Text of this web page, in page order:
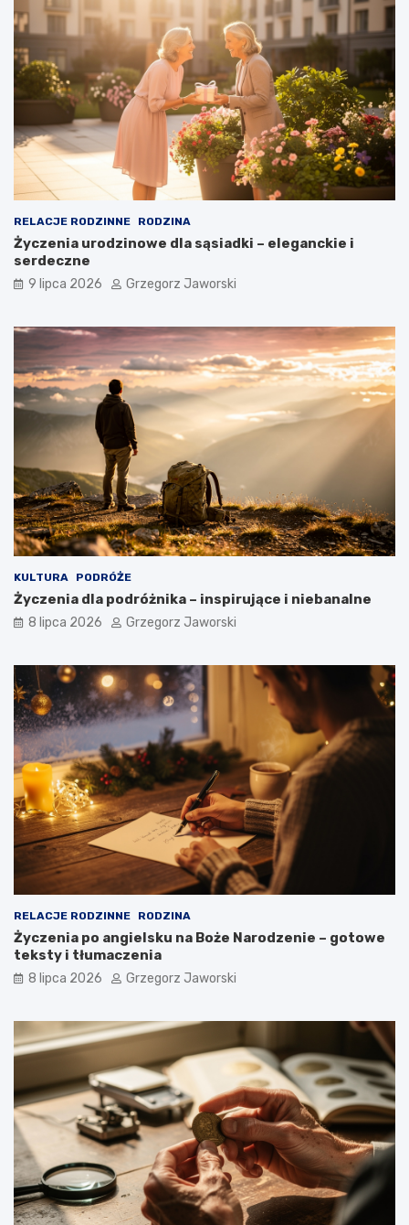
RELACJE RODZINNE RODZINA
Życzenia urodzinowe dla sąsiadki – eleganckie i
serdeczne
9 lipca 2026 Grzegorz Jaworski
KULTURA PODRÓŻE
Życzenia dla podróżnika – inspirujące i niebanalne
8 lipca 2026 Grzegorz Jaworski
RELACJE RODZINNE RODZINA
Życzenia po angielsku na Boże Narodzenie – gotowe
teksty i tłumaczenia
8 lipca 2026 Grzegorz Jaworski